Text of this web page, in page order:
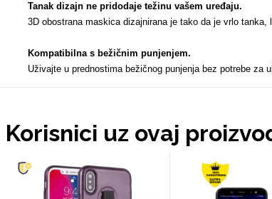
Tanak dizajn ne pridodaje težinu vašem uređaju.
3D obostrana maskica dizajnirana je tako da je vrlo
Kompatibilna s bežičnim punjenjem.
Uživajte u prednostima bežičnog punjenja bez potrebe
Korisnici uz ovaj